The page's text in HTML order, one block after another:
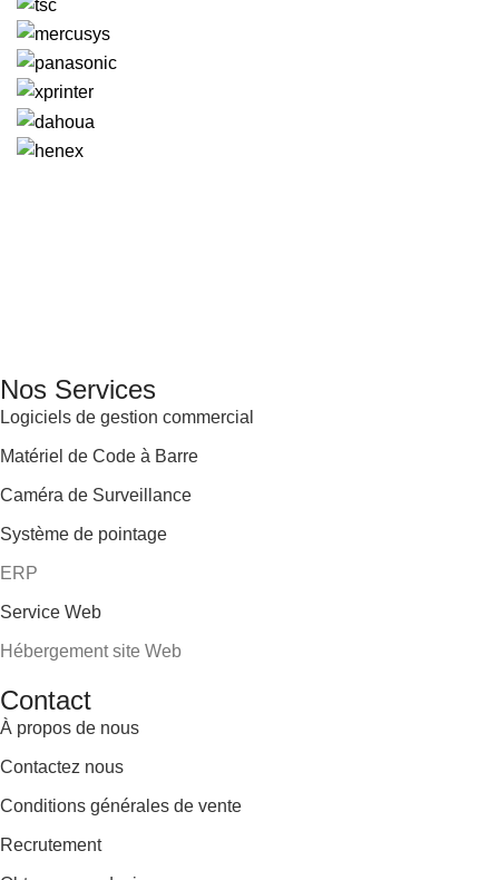
Nos Services
Logiciels de gestion commercial
Matériel de Code à Barre
Caméra de Surveillance
Système de pointage
ERP
Service Web
Hébergement site Web
Contact
À propos de nous
Contactez nous
Conditions générales de vente
Recrutement